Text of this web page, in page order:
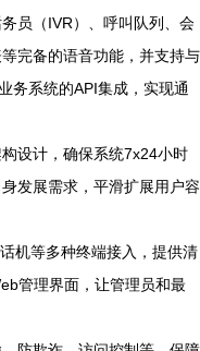
员（IVR）、呼叫队列、会
完备的语音功能，并支持与
务系统的API集成，实现通
设计，确保系统7x24小时
发展需求，平滑扩展用户容
机等多种终端接入，提供清
管理界面，让管理员和最